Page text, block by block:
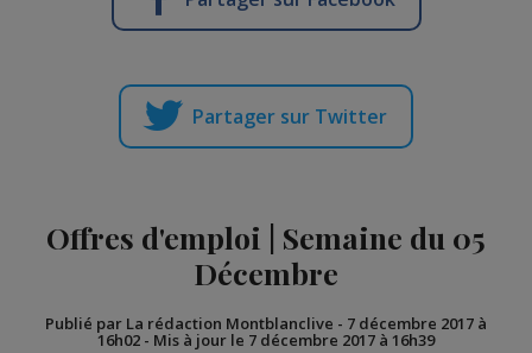
Partager sur Twitter
Offres d'emploi | Semaine du 05
Décembre
Publié par La rédaction Montblanclive - 7 décembre 2017 à
16h02 - Mis à jour le 7 décembre 2017 à 16h39